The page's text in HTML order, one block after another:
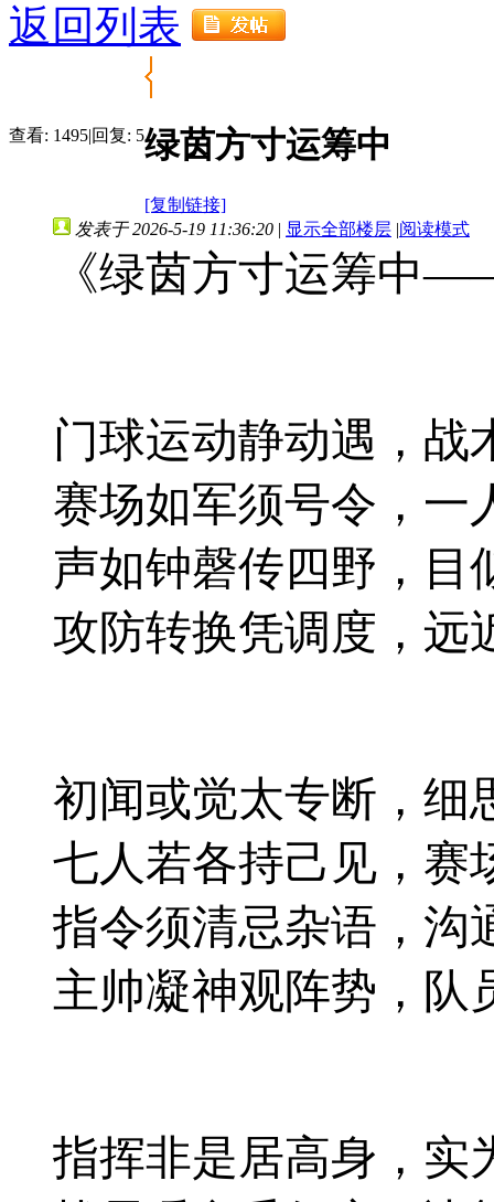
返回列表
查看: 1495|回复: 5绿茵方寸运筹中
[复制链接]
发表于 2026-5-19 11:36:20 | 显示全部楼层 |阅读模式
《绿茵方寸运筹中
门球运动静动遇，战
赛场如军须号令，一
声如钟磬传四野，目
攻防转换凭调度，远
初闻或觉太专断，细
七人若各持己见，赛
指令须清忌杂语，沟
主帅凝神观阵势，队
指挥非是居高身，实